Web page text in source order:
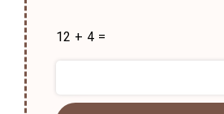
12 + 4 =